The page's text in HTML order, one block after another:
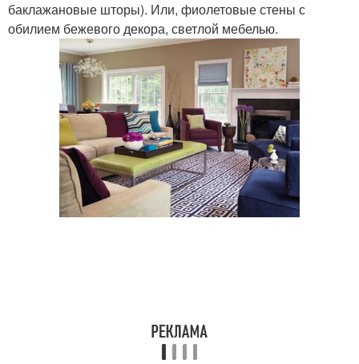
баклажановые шторы). Или, фиолетовые стены с
обилием бежевого декора, светлой мебелью.